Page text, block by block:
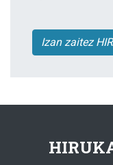
Izan zaitez